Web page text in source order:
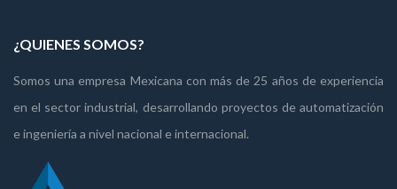
¿QUIENES SOMOS?
Somos una empresa Mexicana con más de 25 años de experiencia
en el sector industrial, desarrollando proyectos de automatización
e ingeniería a nivel nacional e internacional.